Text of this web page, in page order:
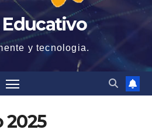
Educativo
y tecnologia.
2025